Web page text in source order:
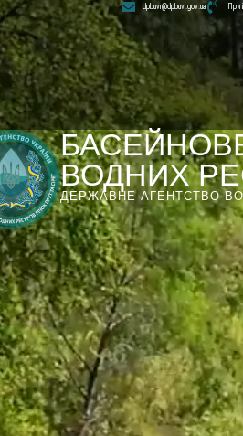
dpbuvr@dpbuvr.gov.ua
ВОДНИХ
ДЕРЖАВНЕ АГЕНТСТВО